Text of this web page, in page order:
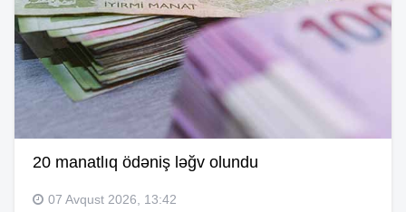
20 manatlıq ödəniş ləğv olundu
07 Avqust 2026, 13:42